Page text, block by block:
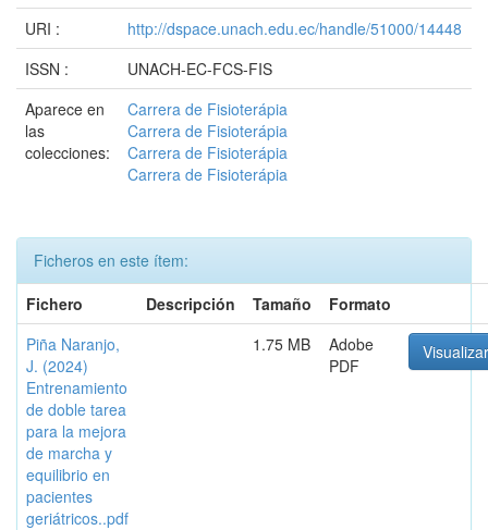
URI :
http://dspace.unach.edu.ec/handle/51000/14448
ISSN :
UNACH-EC-FCS-FIS
Aparece en
las
colecciones:
Carrera de Fisioterápia
Carrera de Fisioterápia
Carrera de Fisioterápia
Carrera de Fisioterápia
Ficheros en este ítem:
Fichero
Descripción Tamaño
Formato
Piña Naranjo,
J. (2024)
Entrenamiento
de doble tarea
para la mejora
de marcha y
equilibrio en
pacientes
geriátricos..pdf
1.75 MB
Adobe
PDF